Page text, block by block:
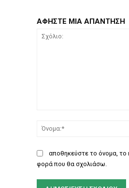
ΑΦΗΣΤΕ ΜΙΑ ΑΠΑΝΤΗΣΗ
αποθηκεύστε το όνομα, το
φορά που θα σχολιάσω.